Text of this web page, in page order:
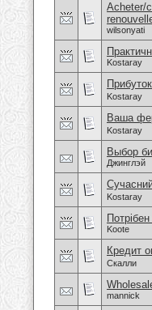
Acheter/
wilsonyati
Kostaray
Kostaray
Ваша
Kostaray
Выбор
Джинглэй
Kostaray
Koote
Кредит
Скалли
mannick